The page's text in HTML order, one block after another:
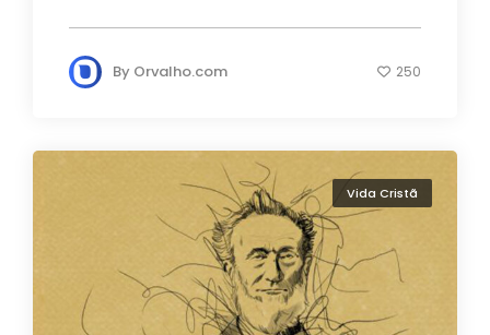
By Orvalho.com 250
Vida Cristã